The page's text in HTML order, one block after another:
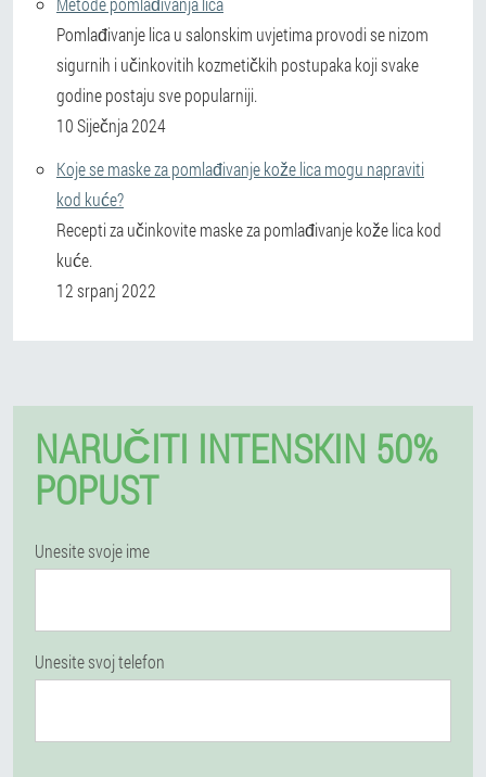
Pomlađivanje lica u salonskim uvjetima provodi se nizom
sigurnih i učinkovitih kozmetičkih postupaka koji svake
godine postaju sve popularniji.
10 Siječnja 2024
Koje se maske za pomlađivanje kože lica mogu napraviti
kod kuće?
Recepti za učinkovite maske za pomlađivanje kože lica kod
kuće.
12 srpanj 2022
NARUČITI INTENSKIN 50%
POPUST
Unesite svoje ime
Unesite svoj telefon